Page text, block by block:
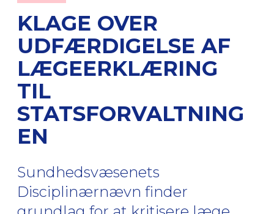
KLAGE OVER
UDFÆRDIGELSE AF
LÆGEERKLÆRING
TIL
STATSFORVALTNING
EN
Sundhedsvæsenets
Disciplinærnævn finder